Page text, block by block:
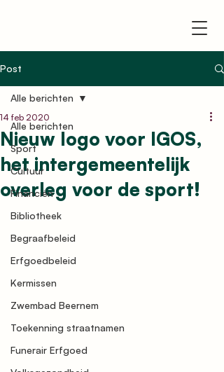
Post
Alle berichten
Sport
Cultuur
Financiën
Bibliotheek
Begraafbeleid
Erfgoedbeleid
Kermissen
Zwembad Beernem
Toekenning straatnamen
Funerair Erfgoed
Alle berichten
Nieuw logo voor IGOS,
het intergemeentelijk
overleg voor de sport!
14 feb 2020